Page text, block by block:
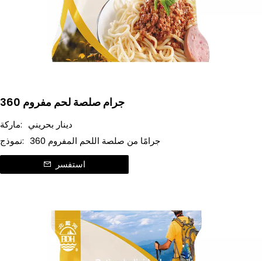
360 جرام صلصة لحم مفروم
ماركة: دينار بحريني
نموذج:
360 جرامًا من صلصة اللحم المفروم
استفسر